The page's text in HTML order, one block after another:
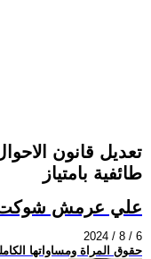
تعديل قانون
طائفية بامتياز
علي عرمش
2024 / 8 / 6
حقوق المراة ومساواتها